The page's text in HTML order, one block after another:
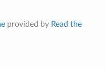
provided by Read the